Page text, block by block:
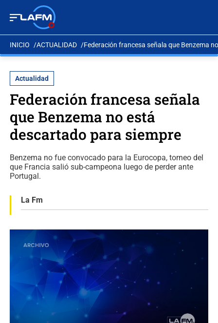
INICIO ACTUALIDAD Federación francesa señala que Benzema
Actualidad
Federación francesa señala
que Benzema no está
descartado para siempre
Benzema no fue convocado para la Eurocopa, torneo del
que Francia salió sub-campeona luego de perder ante
Portugal.
La Fm